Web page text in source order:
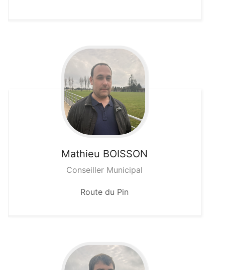
Mathieu BOISSON
Conseiller Municipal
Route du Pin